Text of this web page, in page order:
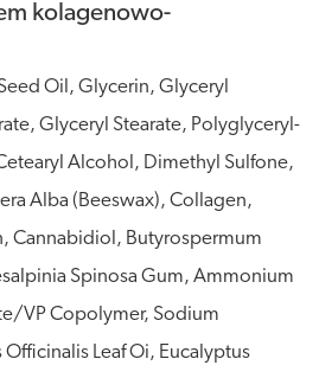
kolagenowo-
Oil, Glycerin, Glyceryl
Glyceryl Stearate, Polyglyceryl-
Alcohol, Dimethyl Sulfone,
Alba (Beeswax), Collagen,
Cannabidiol, Butyrospermum
Spinosa Gum, Ammonium
VP Copolymer, Sodium
Leaf Oi, Eucalyptus